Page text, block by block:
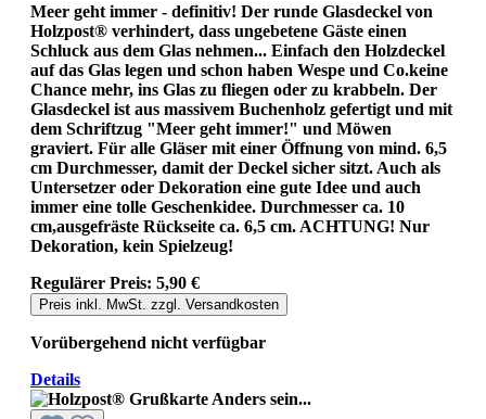
Meer geht immer - definitiv! Der runde Glasdeckel von
Holzpost® verhindert, dass ungebetene Gäste einen
Schluck aus dem Glas nehmen... Einfach den Holzdeckel
auf das Glas legen und schon haben Wespe und Co.keine
Chance mehr, ins Glas zu fliegen oder zu krabbeln. Der
Glasdeckel ist aus massivem Buchenholz gefertigt und mit
dem Schriftzug "Meer geht immer!" und Möwen
graviert. Für alle Gläser mit einer Öffnung von mind. 6,5
cm Durchmesser, damit der Deckel sicher sitzt. Auch als
Untersetzer oder Dekoration eine gute Idee und auch
immer eine tolle Geschenkidee. Durchmesser ca. 10
cm,ausgefräste Rückseite ca. 6,5 cm. ACHTUNG! Nur
Dekoration, kein Spielzeug!
Regulärer Preis: 5,90 €
Preis inkl. MwSt. zzgl. Versandkosten
Vorübergehend nicht verfügbar
Details